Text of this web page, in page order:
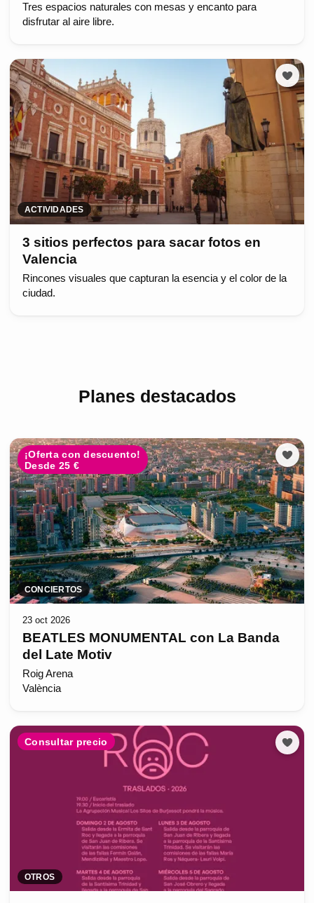
Tres espacios naturales con mesas y encanto para
disfrutar al aire libre.
ACTIVIDADES
3 sitios perfectos para sacar fotos en
Valencia
Rincones visuales que capturan la esencia y el color de la
ciudad.
Planes destacados
¡Oferta con descuento!
Desde 25 €
CONCIERTOS
23 oct 2026
BEATLES MONUMENTAL con La Banda
del Late Motiv
Roig Arena
València
Consultar precio
OTROS